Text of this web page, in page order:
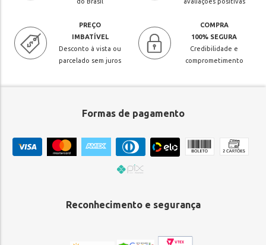
PREÇO
IMBATÍVEL
Desconto à vista ou
parcelado sem juros
COMPRA
100% SEGURA
Credibilidade e
comprometimento
Formas de pagamento
Reconhecimento e segurança